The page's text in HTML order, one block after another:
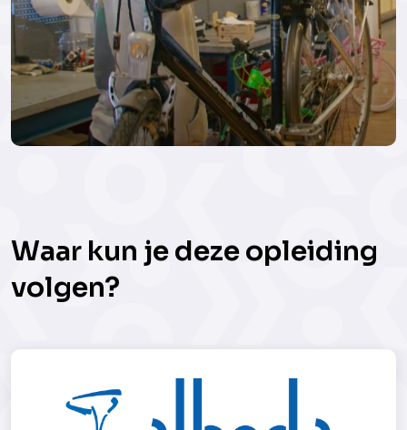
Waar kun je deze opleiding
volgen?